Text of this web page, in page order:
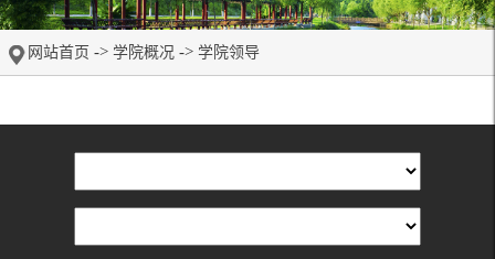
网站首页 -> 学院概况 -> 学院领导